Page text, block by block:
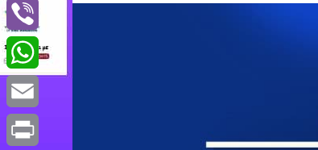
LinkedIn
Viber
WhatsApp
Email